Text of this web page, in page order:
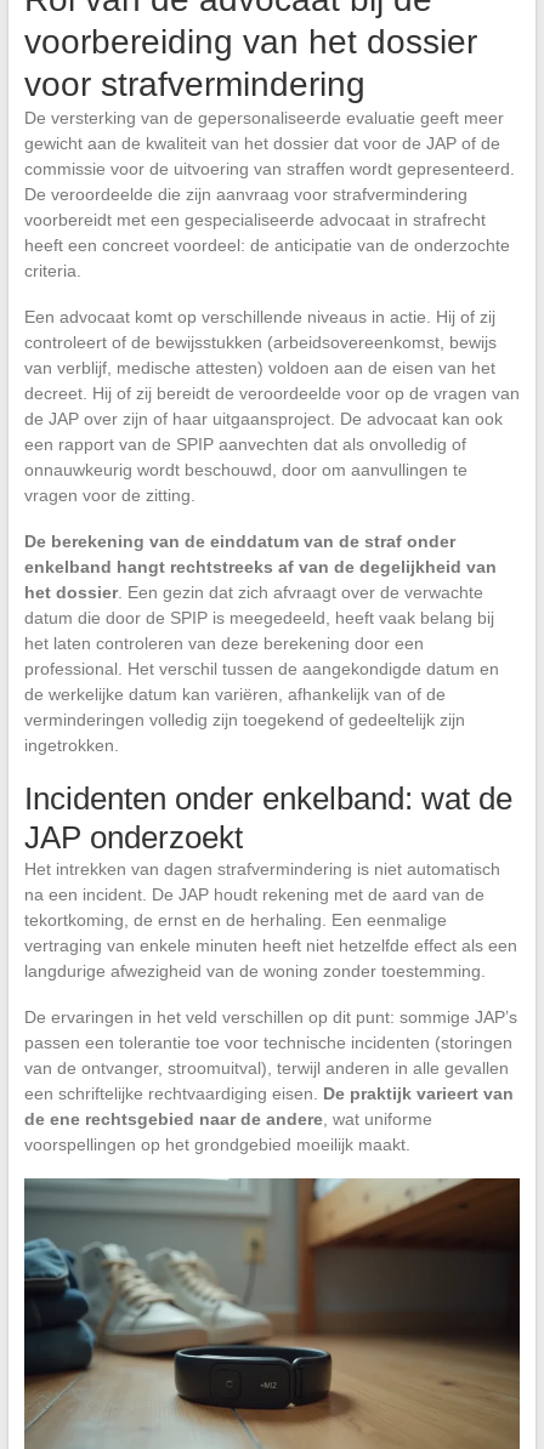
voorbereiding van het dossier
voor strafvermindering
De versterking van de gepersonaliseerde evaluatie geeft meer
gewicht aan de kwaliteit van het dossier dat voor de JAP of de
commissie voor de uitvoering van straffen wordt gepresenteerd.
De veroordeelde die zijn aanvraag voor strafvermindering
voorbereidt met een gespecialiseerde advocaat in strafrecht
heeft een concreet voordeel: de anticipatie van de onderzochte
criteria.
Een advocaat komt op verschillende niveaus in actie. Hij of zij
controleert of de bewijsstukken (arbeidsovereenkomst, bewijs
van verblijf, medische attesten) voldoen aan de eisen van het
decreet. Hij of zij bereidt de veroordeelde voor op de vragen van
de JAP over zijn of haar uitgaansproject. De advocaat kan ook
een rapport van de SPIP aanvechten dat als onvolledig of
onnauwkeurig wordt beschouwd, door om aanvullingen te
vragen voor de zitting.
De berekening van de einddatum van de straf onder
enkelband hangt rechtstreeks af van de degelijkheid van
het dossier. Een gezin dat zich afvraagt over de verwachte
datum die door de SPIP is meegedeeld, heeft vaak belang bij
het laten controleren van deze berekening door een
professional. Het verschil tussen de aangekondigde datum en
de werkelijke datum kan variëren, afhankelijk van of de
verminderingen volledig zijn toegekend of gedeeltelijk zijn
ingetrokken.
Incidenten onder enkelband: wat de
JAP onderzoekt
Het intrekken van dagen strafvermindering is niet automatisch
na een incident. De JAP houdt rekening met de aard van de
tekortkoming, de ernst en de herhaling. Een eenmalige
vertraging van enkele minuten heeft niet hetzelfde effect als een
langdurige afwezigheid van de woning zonder toestemming.
De ervaringen in het veld verschillen op dit punt: sommige JAP’s
passen een tolerantie toe voor technische incidenten (storingen
van de ontvanger, stroomuitval), terwijl anderen in alle gevallen
een schriftelijke rechtvaardiging eisen. De praktijk varieert van
de ene rechtsgebied naar de andere, wat uniforme
voorspellingen op het grondgebied moeilijk maakt.